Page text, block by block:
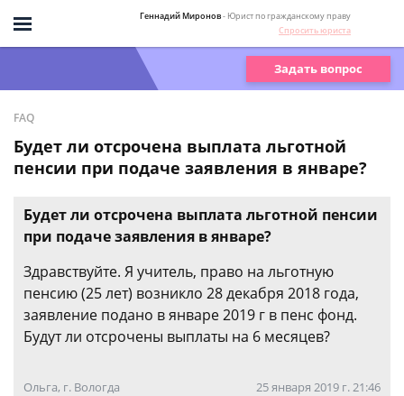
Геннадий Миронов- Юрист по гражданскому праву
Спросить юриста
Задать вопрос
FAQ
Будет ли отсрочена выплата льготной
пенсии при подаче заявления в январе?
Будет ли отсрочена выплата льготной пенсии
при подаче заявления в январе?
Здравствуйте. Я учитель, право на льготную
пенсию (25 лет) возникло 28 декабря 2018 года,
заявление подано в январе 2019 г в пенс фонд.
Будут ли отсрочены выплаты на 6 месяцев?
Ольга, г. Вологда 25 января 2019 г. 21:46